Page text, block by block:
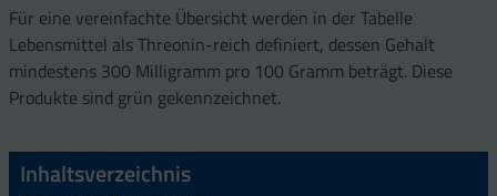
Für eine vereinfachte Übersicht werden in der Tabelle
Lebensmittel als Threonin-reich definiert, dessen Gehalt
mindestens 300 Milligramm pro 100 Gramm beträgt. Diese
Produkte sind grün gekennzeichnet.
Inhaltsverzeichnis